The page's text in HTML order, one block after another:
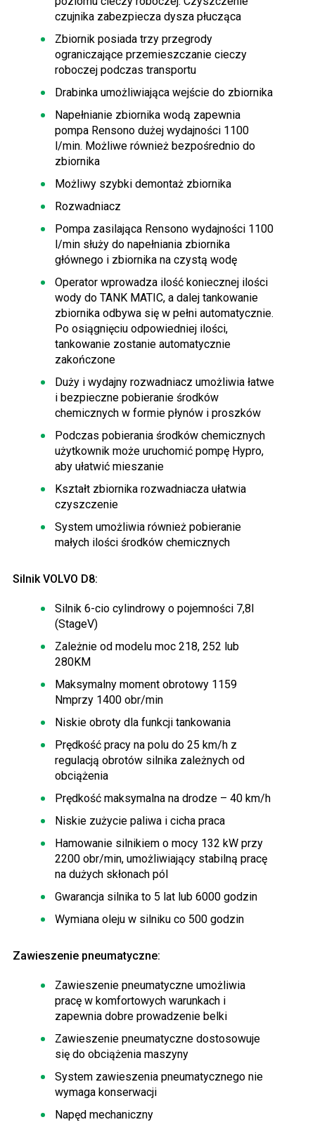
czujnika zabezpiecza dysza płucząca
Zbiornik posiada trzy przegrody
ograniczające przemieszczanie cieczy
roboczej podczas transportu
Drabinka umożliwiająca wejście do zbiornika
Napełnianie zbiornika wodą zapewnia
pompa Rensono dużej wydajności 1100
l/min. Możliwe również bezpośrednio do
zbiornika
Możliwy szybki demontaż zbiornika
Rozwadniacz
Pompa zasilająca Rensono wydajności 1100
l/min służy do napełniania zbiornika
głównego i zbiornika na czystą wodę
Operator wprowadza ilość koniecznej ilości
wody do TANK MATIC, a dalej tankowanie
zbiornika odbywa się w pełni automatycznie.
Po osiągnięciu odpowiedniej ilości,
tankowanie zostanie automatycznie
zakończone
Duży i wydajny rozwadniacz umożliwia łatwe
i bezpieczne pobieranie środków
chemicznych w formie płynów i proszków
Podczas pobierania środków chemicznych
użytkownik może uruchomić pompę Hypro,
aby ułatwić mieszanie
Kształt zbiornika rozwadniacza ułatwia
czyszczenie
System umożliwia również pobieranie
małych ilości środków chemicznych
Silnik VOLVO D8:
Silnik 6-cio cylindrowy o pojemności 7,8l
(StageV)
Zależnie od modelu moc 218, 252 lub
280KM
Maksymalny moment obrotowy 1159
Nmprzy 1400 obr/min
Niskie obroty dla funkcji tankowania
Prędkość pracy na polu do 25 km/h z
regulacją obrotów silnika zależnych od
obciążenia
Prędkość maksymalna na drodze – 40 km/h
Niskie zużycie paliwa i cicha praca
Hamowanie silnikiem o mocy 132 kW przy
2200 obr/min, umożliwiający stabilną pracę
na dużych skłonach pól
Gwarancja silnika to 5 lat lub 6000 godzin
Wymiana oleju w silniku co 500 godzin
Zawieszenie pneumatyczne:
Zawieszenie pneumatyczne umożliwia
pracę w komfortowych warunkach i
zapewnia dobre prowadzenie belki
Zawieszenie pneumatyczne dostosowuje
się do obciążenia maszyny
System zawieszenia pneumatycznego nie
wymaga konserwacji
Napęd mechaniczny